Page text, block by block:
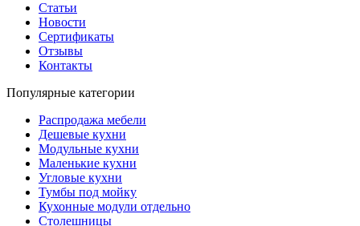
Статьи
Новости
Сертификаты
Отзывы
Контакты
Популярные категории
Распродажа мебели
Дешевые кухни
Модульные кухни
Маленькие кухни
Угловые кухни
Тумбы под мойку
Кухонные модули отдельно
Столешницы